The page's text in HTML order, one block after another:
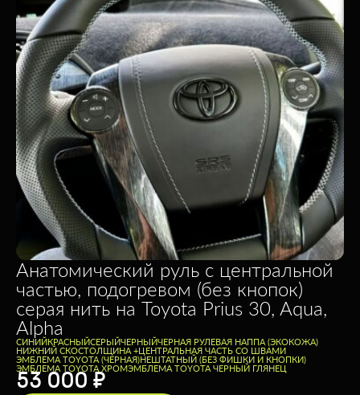
Анатомический руль с центральной
частью, подогревом (без кнопок)
серая нить на Toyota Prius 30, Aqua,
Alpha
CИНИЙКРАСНЫЙСЕРЫЙЧЕРНЫЙЧЕРНАЯ РУЛЕВАЯ НАППА (ЭКОКОЖА)
НИЖНИЙ СКОСТОЛЩИНА +ЦЕНТРАЛЬНАЯ ЧАСТЬ СО ШВАМИ
ЭМБЛЕМА TOYOTA (ЧЕРНАЯ)НЕШТАТНЫЙ (БЕЗ ФИШКИ И КНОПКИ)
ЭМБЛЕМА TOYOTA ХРОМЭМБЛЕМА TOYOTA ЧЕРНЫЙ ГЛЯНЕЦ
53 000 ₽